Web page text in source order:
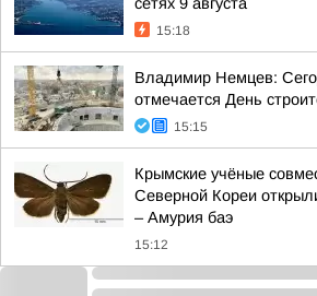
15:18
Владимир Немцев:
отмечается День
15:15
Крымские учёные
Северной Кореи
– Амурия баэ
15:12